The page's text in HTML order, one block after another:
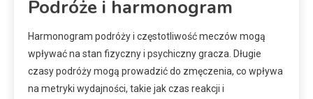
Podróże i harmonogram
Harmonogram podróży i częstotliwość meczów mogą
wpływać na stan fizyczny i psychiczny gracza. Długie
czasy podróży mogą prowadzić do zmęczenia, co wpływa
na metryki wydajności, takie jak czas reakcji i